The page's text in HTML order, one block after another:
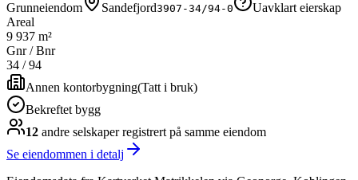
Grunneiendom
Sandefjord3907-34/94-0
Uavklart eierskap
Areal
9 937 m²
Gnr / Bnr
34 /94
Annen kontorbygning(Tatt i bruk)
Bekreftet bygg
12 andre selskaperregistrert på samme eiendom
Se eiendommen i detalj